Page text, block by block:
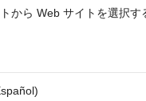
の設計
ック
レート設計
線形要素を使用し、HDL
コード アドバイザーを実
デルを更新できます。その
ードを検証し、そのコー
。
から Web サイトを選択す